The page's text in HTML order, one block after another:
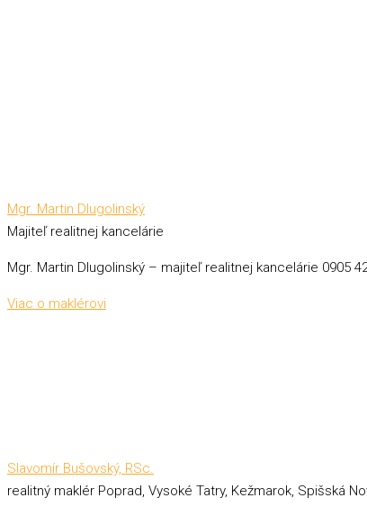
Mgr. Martin Dlugolinský
Majiteľ realitnej kancelárie
Mgr. Martin Dlugolinský – majiteľ realitnej kancelárie 0905
Viac o maklérovi
Slavomír Bušovský, RSc.
realitný maklér Poprad, Vysoké Tatry, Kežmarok, Spišská